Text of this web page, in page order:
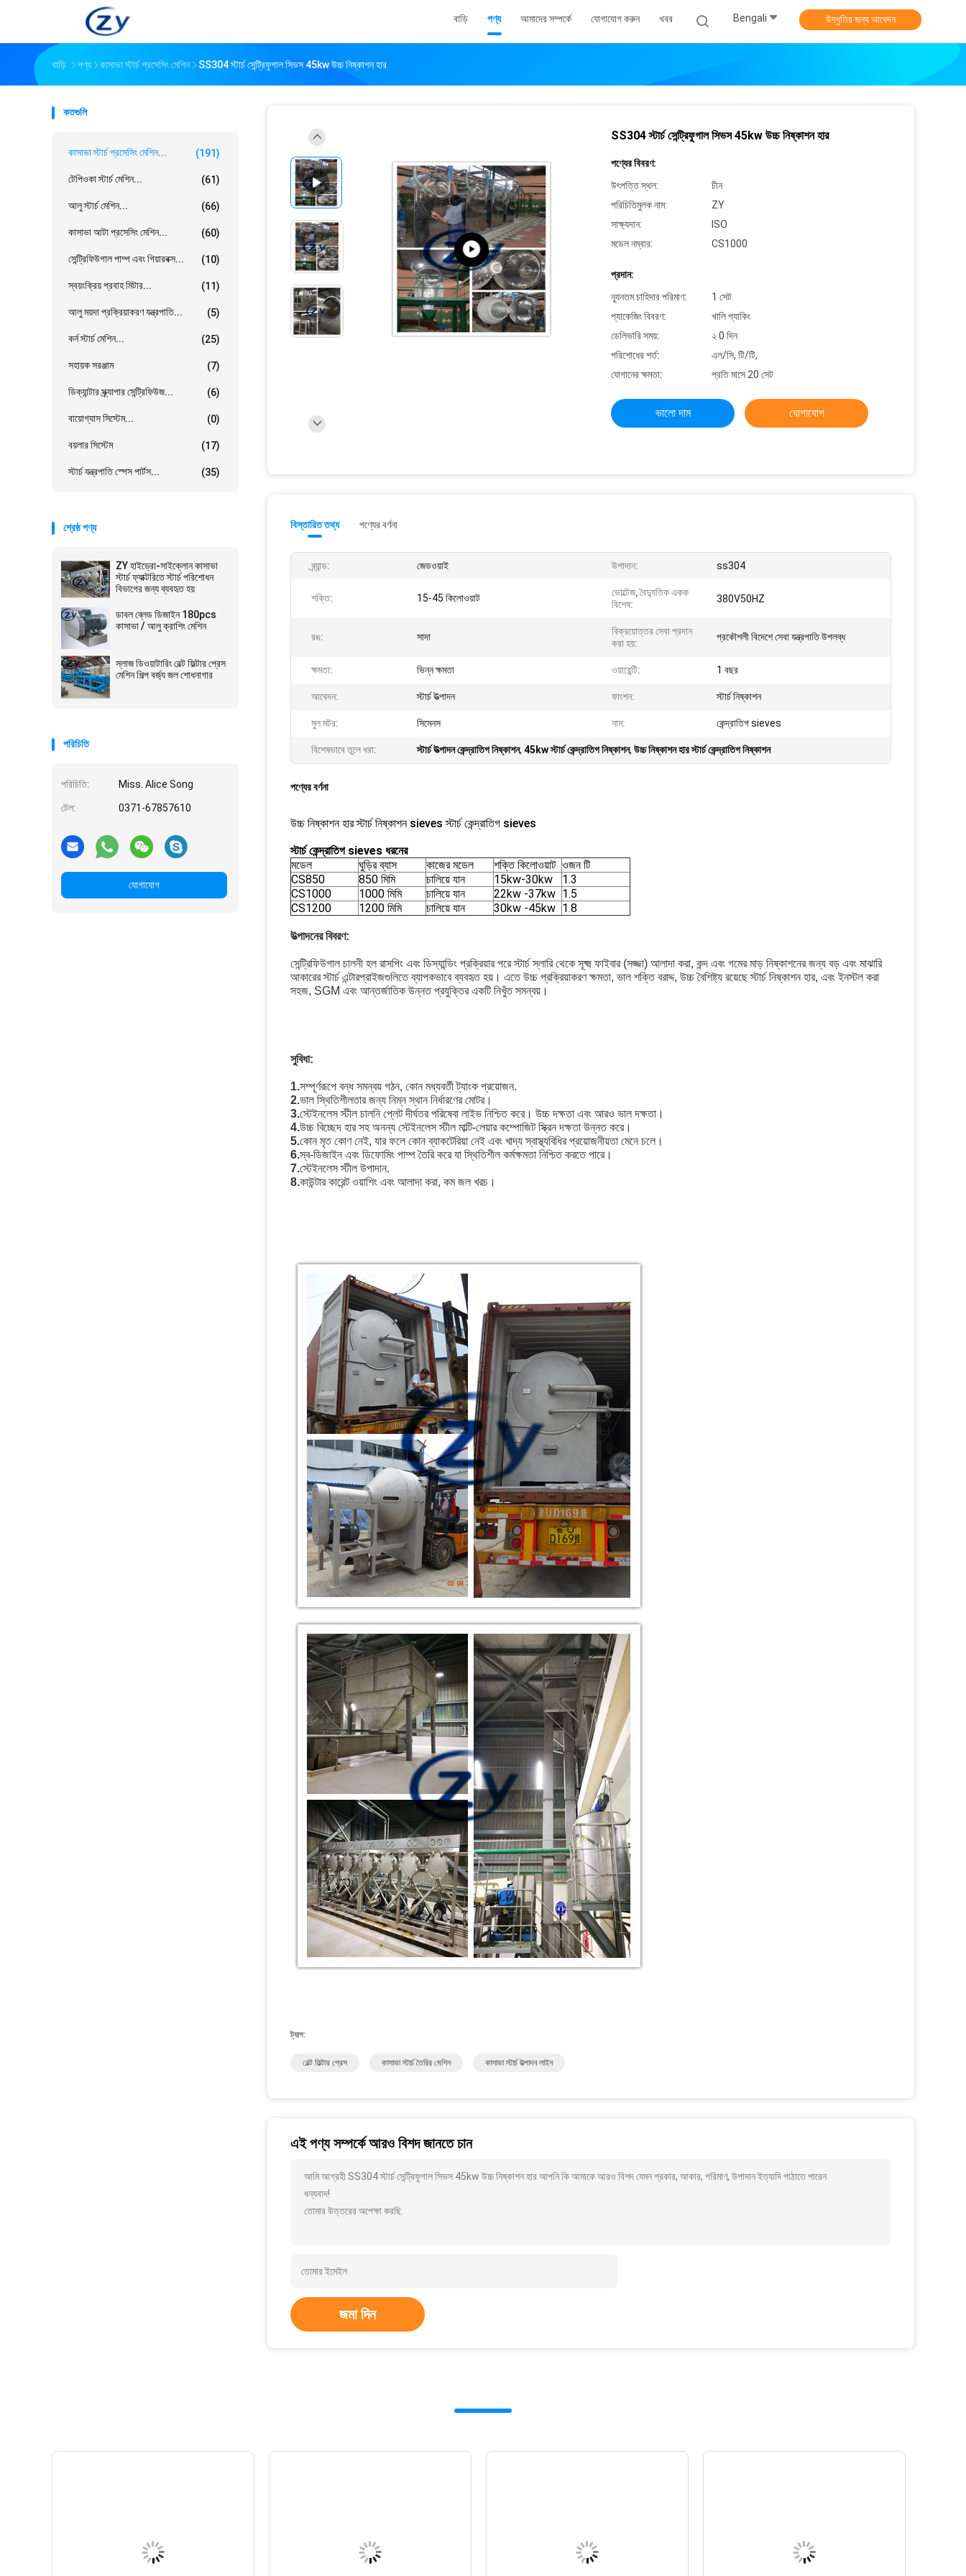
বাড়ি পণ্য আমাদের সম্পর্কে যোগাযোগ করুন খবর Bengali উদ্ধৃতির জন্য আবেদন
বাড়ি পণ্য কাসাভা স্টার্চ প্রসেসিং মেশিন SS304 স্টার্চ সেন্ট্রিফুগাল সিভস 45kw উচ্চ নিষ্কাশন হার
কতগুলি
কাসাভা স্টার্চ প্রসেসিং মেশিন... (191)
টেপিওকা স্টার্চ মেশিন... (61)
আলু স্টার্চ মেশিন... (66)
কাসাভা আটা প্রসেসিং মেশিন... (60)
সেন্ট্রিফিউগাল পাম্প এবং গিয়ারবক্স... (10)
স্বয়ংক্রিয় প্রবাহ মিটার... (11)
আলু ময়দা প্রক্রিয়াকরণ যন্ত্রপাতি... (5)
কর্ন স্টার্চ মেশিন... (25)
সহায়ক সরঞ্জাম (7)
ডিক্যান্টার স্ক্র্যাপার সেন্ট্রিফিউজ... (6)
বায়োগ্যাস সিস্টেম... (0)
বয়লার সিস্টেম (17)
স্টার্চ যন্ত্রপাতি স্পেস পার্টস... (35)
শ্রেষ্ঠ পণ্য
ZY হাইড্রো-সাইক্লোন কাসাভা
স্টার্চ ফ্যাক্টরিতে স্টার্চ পরিশোধন
বিভাগের জন্য ব্যবহৃত হয়
ডাবল ব্লেড ডিজাইন 180pcs
কাসাভা / আলু ক্রাশিং মেশিন
স্লাজ ডিওয়াটারিং বেল্ট ফিল্টার প্রেস
মেশিন শিল্প বর্জ্য জল শোধনাগার
পরিচিতি
পরিচিতি: Miss. Alice Song
টেল: 0371-67857610
যোগাযোগ
SS304 স্টার্চ সেন্ট্রিফুগাল সিভস 45kw উচ্চ নিষ্কাশন হার
পণ্যের বিবরণ:
উৎপত্তি স্থল:
চীন
পরিচিতিমুলক নাম:
ZY
সাক্ষ্যদান:
ISO
মডেল নম্বার:
CS1000
প্রদান:
ন্যূনতম চাহিদার পরিমাণ:
1 সেট
প্যাকেজিং বিবরণ:
খালি প্যাকিং
ডেলিভারি সময়:
২ 0 দিন
পরিশোধের শর্ত:
এল/সি, টি/টি,
যোগানের ক্ষমতা:
প্রতি মাসে 20 সেট
ভালো দাম যোগাযোগ
বিস্তারিত তথ্য পণ্যের বর্ণনা
ব্র্যান্ড: জেডওয়াই উপাদান: ss304
শক্তি: 15-45 কিলোওয়াট
ভোল্টেজ, বৈদ্যুতিক একক
বিশেষ:
380V50HZ
রঙ: সাদা
বিক্রয়োত্তর সেবা প্রদান
করা হয়:
প্রকৌশলী বিদেশে সেবা যন্ত্রপাতি উপলব্ধ
ক্ষমতা: ভিন্ন ক্ষমতা ওয়ারেন্টি: 1 বছর
আবেদন: স্টার্চ উত্পাদন ফাংশন: স্টার্চ নিষ্কাশন
মুল মটর: সিমেনস নাম: কেন্দ্রাতিগ sieves
বিশেষভাবে তুলে ধরা: স্টার্চ উত্পাদন কেন্দ্রাতিগ নিষ্কাশন, 45kw স্টার্চ কেন্দ্রাতিগ নিষ্কাশন, উচ্চ নিষ্কাশন হার স্টার্চ কেন্দ্রাতিগ নিষ্কাশন
পণ্যের বর্ণনা
উচ্চ নিষ্কাশন হার স্টার্চ নিষ্কাশন sieves স্টার্চ কেন্দ্রাতিগ sieves
স্টার্চ কেন্দ্রাতিগ sieves ধরনের
মডেল
ঘুড়ির ব্যাস কাজের মডেল শক্তি কিলোওয়াট ওজন টি
CS850
850 মিমি চালিয়ে যান 15kw-30kw
1.3
CS1000
1000 মিমি চালিয়ে যান 22kw -37kw 1.5
CS1200
1200 মিমি চালিয়ে যান 30kw -45kw 1.8
উত্পাদনের বিবরণ:
সেন্ট্রিফিউগাল চালনী হল রাসপিং এবং ডিস্যান্ডিং প্রক্রিয়ার পরে স্টার্চ স্লারি থেকে সূক্ষ্ম ফাইবার (সজ্জা) আলাদা করা, কন্দ এবং গমের মাড় নিষ্কাশনের জন্য বড় এবং মাঝারি
আকারের স্টার্চ এন্টারপ্রাইজগুলিতে ব্যাপকভাবে ব্যবহৃত হয়। এতে উচ্চ প্রক্রিয়াকরণ ক্ষমতা, ভাল শক্তি বরাদ্দ, উচ্চ বৈশিষ্ট্য রয়েছে স্টার্চ নিষ্কাশন হার, এবং ইনস্টল করা
সহজ, SGM এবং আন্তর্জাতিক উন্নত প্রযুক্তির একটি নিখুঁত সমন্বয়।
সুবিধা:
1.সম্পূর্ণরূপে বন্ধ সমন্বয় গঠন, কোন মধ্যবর্তী ট্যাংক প্রয়োজন.
2.ভাল স্থিতিশীলতার জন্য নিম্ন স্থান নির্ধারণের মোটর।
3.স্টেইনলেস স্টীল চালনি প্লেট দীর্ঘতর পরিষেবা লাইভ নিশ্চিত করে। উচ্চ দক্ষতা এবং আরও ভাল দক্ষতা।
4.উচ্চ বিচ্ছেদ হার সহ অনন্য স্টেইনলেস স্টীল মাল্টি-লেয়ার কম্পোজিট স্ক্রিন দক্ষতা উন্নত করে।
5.কোন মৃত কোণ নেই, যার ফলে কোন ব্যাকটেরিয়া নেই এবং খাদ্য স্বাস্থ্যবিধির প্রয়োজনীয়তা মেনে চলে।
6.স্ব-ডিজাইন এবং ডিফোমিং পাম্প তৈরি করে যা স্থিতিশীল কর্মক্ষমতা নিশ্চিত করতে পারে।
7.স্টেইনলেস স্টীল উপাদান.
8.কাউন্টার কারেন্ট ওয়াশিং এবং আলাদা করা, কম জল খরচ।
ট্যাগ:
বেল্ট ফিল্টার প্রেস কাসাভা স্টার্চ তৈরির মেশিন কাসাভা স্টার্চ উত্পাদন লাইন
এই পণ্য সম্পর্কে আরও বিশদ জানতে চান
আমি আগ্রহী SS304 স্টার্চ সেন্ট্রিফুগাল সিভস 45kw উচ্চ নিষ্কাশন হার আপনি কি আমাকে আরও বিশদ যেমন প্রকার, আকার, পরিমাণ, উপাদান ইত্যাদি পাঠাতে পারেন
ধন্যবাদ!
তোমার উত্তরের অপেক্ষা করছি.
জমা দিন